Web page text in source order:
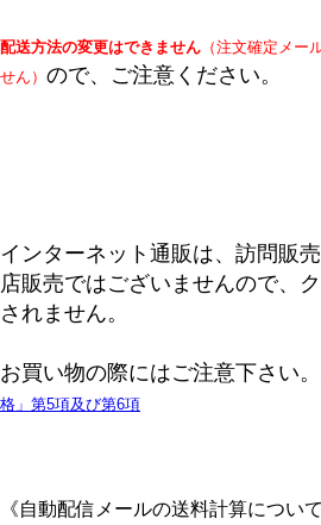
配送方法の変更はできません （注文確定メー
せん） ので、ご注意ください。
インターネット通販は、訪問販
店販売ではございませんので、
されません。
お買い物の際にはご注意下さい。
格」第5項及び第6項
《自動配信メールの送料計算について